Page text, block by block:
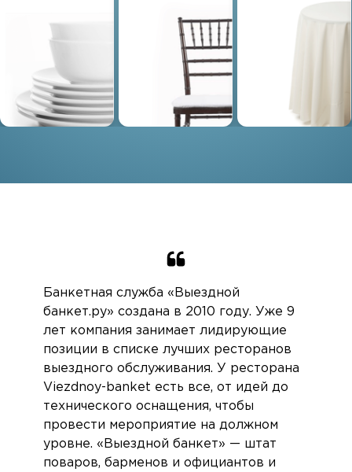
Банкетная служба «Выездной
банкет.ру» создана в 2010 году. Уже 9
лет компания занимает лидирующие
позиции в списке лучших ресторанов
выездного обслуживания. У ресторана
Viezdnoy-banket есть все, от идей до
технического оснащения, чтобы
провести мероприятие на должном
уровне. «Выездной банкет» — штат
поваров, барменов и официантов и